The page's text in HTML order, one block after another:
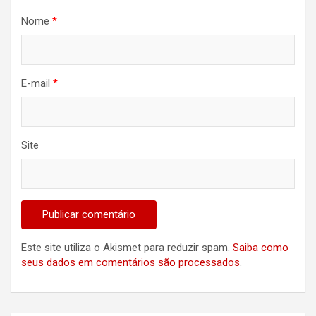
Nome *
E-mail *
Site
Este site utiliza o Akismet para reduzir spam. Saiba como
seus dados em comentários são processados.